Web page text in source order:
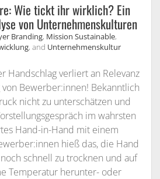
Wie tickt ihr wirklich? Ein
von Unternehmenskulturen
Branding, Mission Sustainable,
, and Unternehmenskultur
Handschlag verliert an Relevanz
Bewerber:innen! Bekanntlich
nicht zu unterschätzen und
im wahrsten
Hand-in-Hand mit einem
hieß das, die Hand
schnell zu trocknen und auf
Temperatur herunter- oder